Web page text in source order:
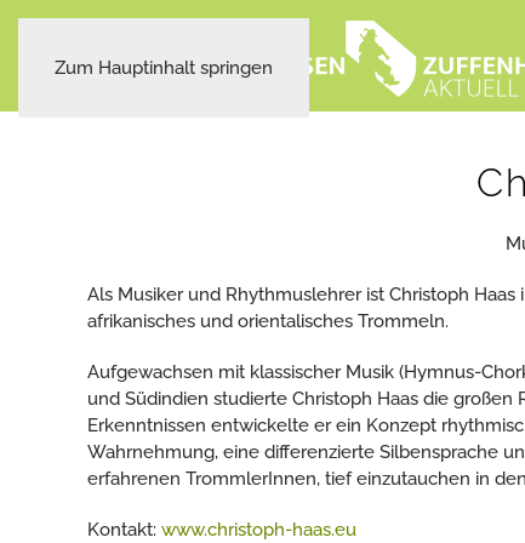
Zum Hauptinhalt springen
Als Musiker und Rhythmuslehrer ist Christoph
afrikanisches und orientalisches Trommeln.
Aufgewachsen mit klassischer Musik (Hymnus-
und Südindien studierte Christoph Haas die
Erkenntnissen entwickelte er ein Konzept
Wahrnehmung, eine differenzierte Silbensprache
erfahrenen TrommlerInnen, tief einzutauchen in
Kontakt: www.christoph-haas.eu